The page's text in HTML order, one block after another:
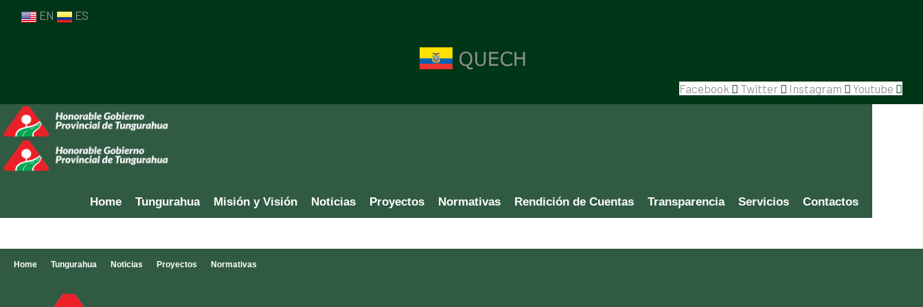
EN ES
Facebook Twitter Instagram Youtube
Home Tungurahua Misión y Visión Noticias Proyectos Normativas Rendición de Cuentas Transparencia Servicios Contactos
Home Tungurahua Noticias Proyectos Normativas